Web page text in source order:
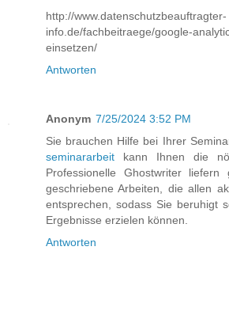
http://www.datenschutzbeauftragter-
info.de/fachbeitraege/google-
einsetzen/
Antworten
Anonym 7/25/2024 3:52 PM
Sie brauchen Hilfe bei Ihrer
seminararbeit kann Ihnen die
Professionelle Ghostwriter
geschriebene Arbeiten, die allen
entsprechen, sodass Sie beruhigt
Ergebnisse erzielen können.
Antworten